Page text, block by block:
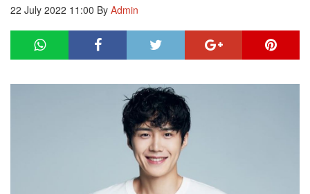
22 July 2022 11:00 By Admin